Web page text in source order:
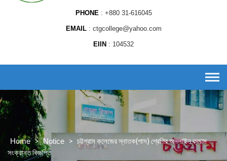
PHONE +880 31-616045
EMAIL ctgcollege@yahoo.com
EIIN 104532
Home > Notice > চট্টগ্রাম কলেজের স্নাতক(পাস) শ্রেণির অনলাইন ক্লাস
সংক্রান্ত বিজ্ঞপ্তি